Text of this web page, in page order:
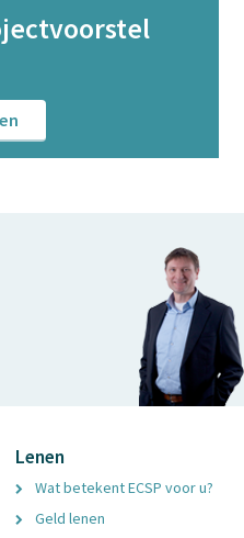
Lenen
Wat betekent ECSP voor u?
Geld lenen